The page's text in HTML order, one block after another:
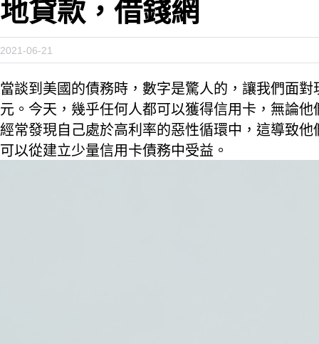
地貸款，借錢網
2021-06-21
當談到美國的債務時，數字是驚人的，讓我們面
元。今天，幾乎任何人都可以獲得信用卡，無論
經常發現自己處於高利率的惡性循環中，這導致
可以從建立少量信用卡債務中受益。